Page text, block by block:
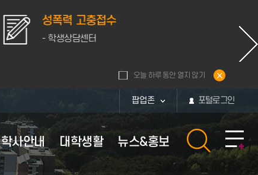
성폭력 고충접수
- 학생상담센터
오늘 하루 동안 열지 않기
팝업존 포털로그인
학사안내 대학생활 뉴스&홍보